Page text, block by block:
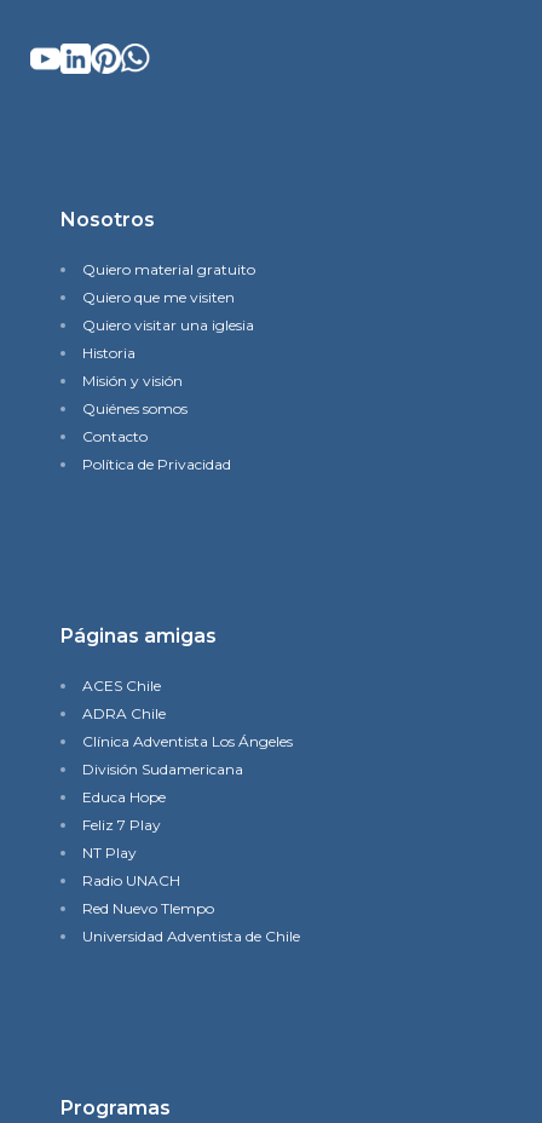
Nosotros
Quiero material gratuito
Quiero que me visiten
Quiero visitar una iglesia
Historia
Misión y visión
Quiénes somos
Contacto
Política de Privacidad
Páginas amigas
ACES Chile
ADRA Chile
Clínica Adventista Los Ángeles
División Sudamericana
Educa Hope
Feliz 7 Play
NT Play
Radio UNACH
Red Nuevo TIempo
Universidad Adventista de Chile
Programas